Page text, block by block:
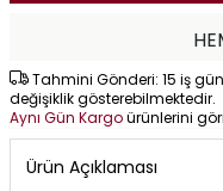
Tahmini Gönderi: 15 iş
değişiklik gösterebilmektedir.
Aynı Gün Kargoürünlerini
Ürün Açıklaması